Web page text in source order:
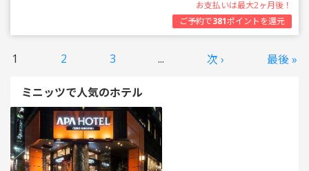
お支払いは最大2ヶ月後！
ご予約で381ポイントを還元
1 2 3 ... 次 › 最後 »
ミニッツで人気のホテル